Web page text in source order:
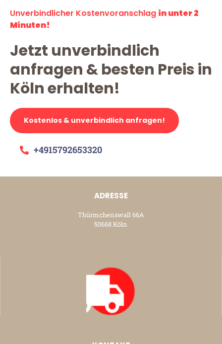
Unverbindlicher Kostenvoranschlag in unter 2
Minuten!
Jetzt unverbindlich
anfragen & besten Preis in
Köln erhalten!
Kostenlos & unverbindlich anfragen!
+4915792653320
ADRESSE
Thürmchenswall 66A
50668 Köln